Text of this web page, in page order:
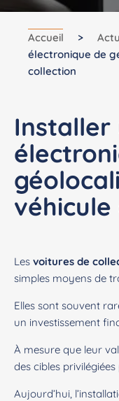
Accueil >
électronique de
collection
Installer
Les voitures de
simples moyens de
Elles sont souvent
un investissement
À mesure que leur
des cibles
Aujourd’hui,